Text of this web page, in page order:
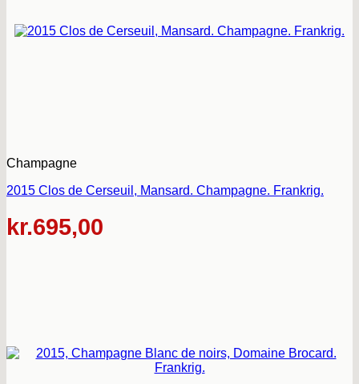
Champagne
2015 Clos de Cerseuil, Mansard. Champagne. Frankrig.
kr.695,00